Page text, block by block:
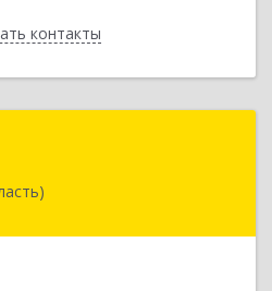
контакты
Назад
обл, Донецк г, 60-й кв-л,